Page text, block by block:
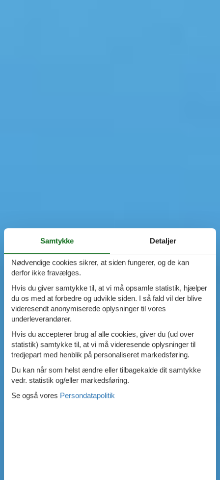
Samtykke Detaljer
Nødvendige cookies sikrer, at siden fungerer, og de kan
derfor ikke fravælges.
Hvis du giver samtykke til, at vi må opsamle statistik, hjælper
du os med at forbedre og udvikle siden. I så fald vil der blive
videresendt anonymiserede oplysninger til vores
underleverandører.
Hvis du accepterer brug af alle cookies, giver du (ud over
statistik) samtykke til, at vi må videresende oplysninger til
tredjepart med henblik på personaliseret markedsføring.
Du kan når som helst ændre eller tilbagekalde dit samtykke
vedr. statistik og/eller markedsføring.
Se også vores Persondatapolitik